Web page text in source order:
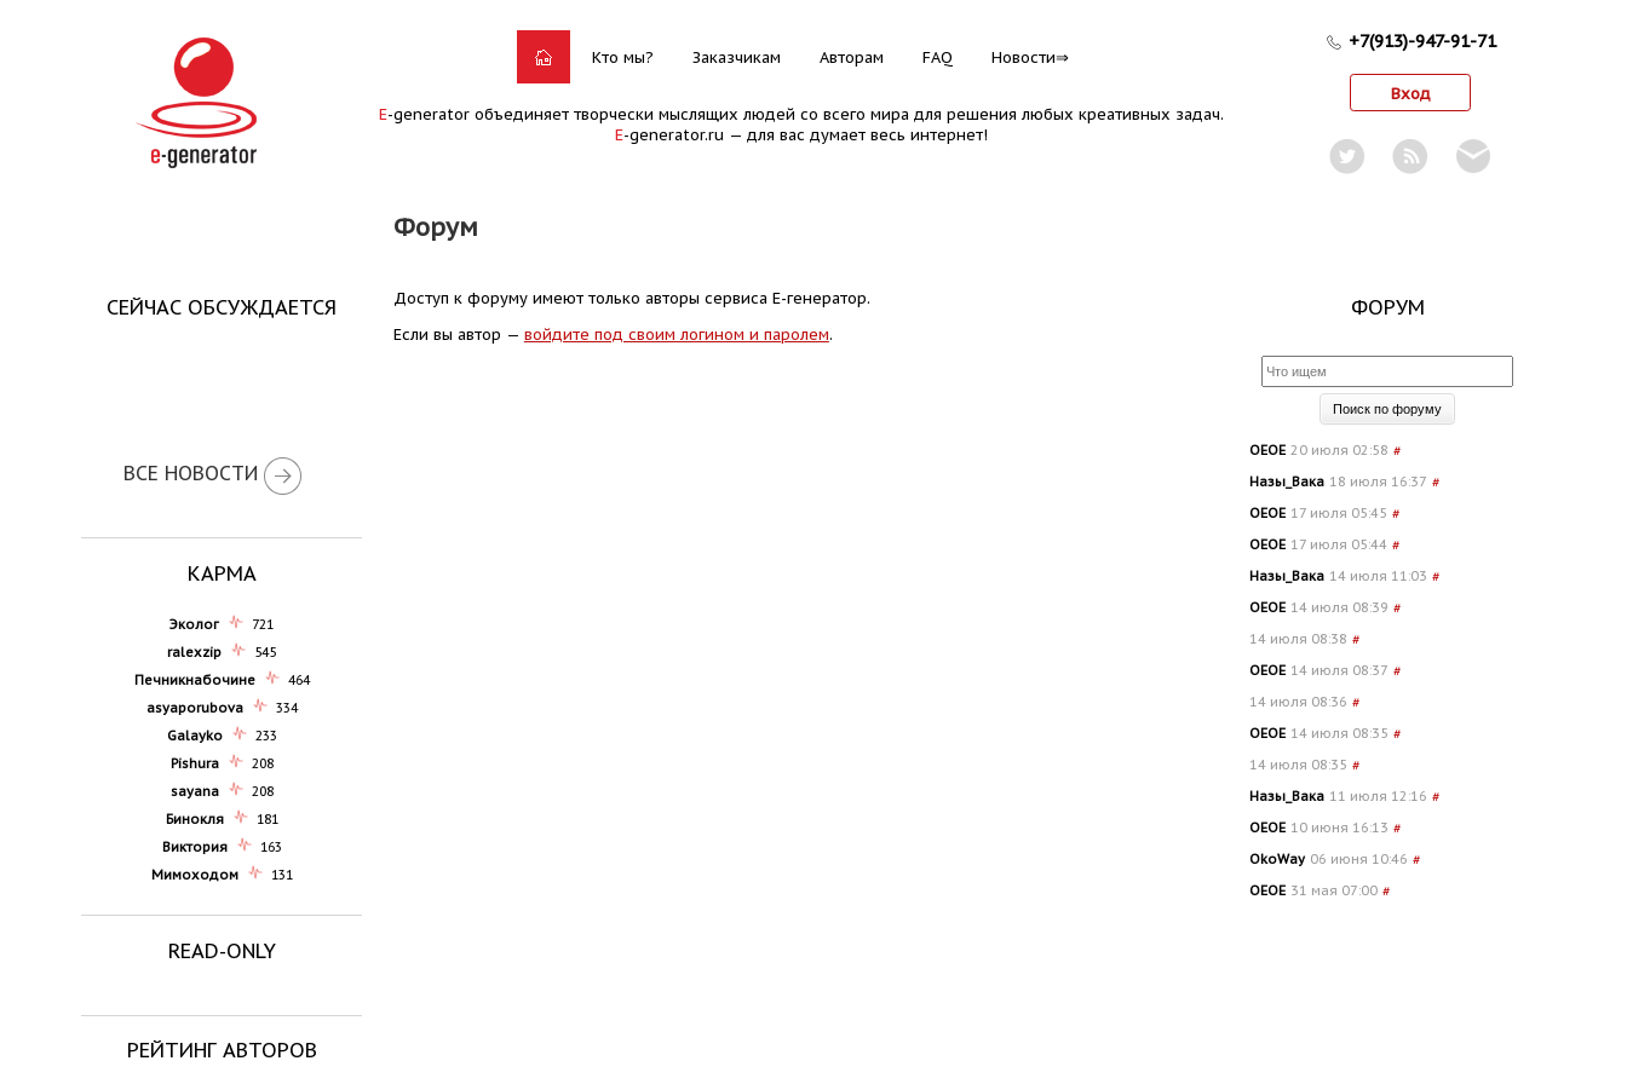
Кто мы? Заказчикам Авторам FAQ Новости
E-generator объединяет творчески мыслящих людей со всего мира для решения любых креативных задач.
E-generator.ru — для вас думает весь интернет!
+7(913)-947-91-71
Вход
Форум
СЕЙЧАС ОБСУЖДАЕТСЯ
ВСЕ НОВОСТИ
КАРМА
Эколог
721
ralexzip
545
Печникнабочине
464
asyaporubova
334
Galayko
233
Pishura
208
sayana
208
Бинокля
181
Виктория
163
Мимоходом
131
READ-ONLY
РЕЙТИНГ АВТОРОВ
Доступ к форуму имеют только авторы сервиса Е-генератор.
Если вы автор — войдите под своим логином и паролем.
ФОРУМ
OEOE 20 июля 02:58 #
Назы_Вака 18 июля 16:37 #
OEOE 17 июля 05:45 #
OEOE 17 июля 05:44 #
Назы_Вака 14 июля 11:03 #
OEOE 14 июля 08:39 #
14 июля 08:38 #
OEOE 14 июля 08:37 #
14 июля 08:36 #
OEOE 14 июля 08:35 #
14 июля 08:35 #
Назы_Вака 11 июля 12:16 #
OEOE 10 июня 16:13 #
OkoWay 06 июня 10:46 #
OEOE 31 мая 07:00 #